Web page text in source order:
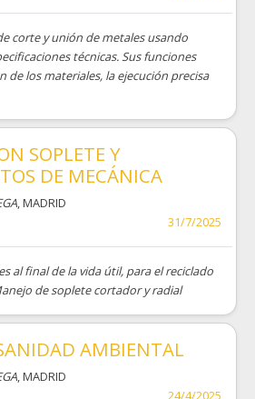
corte y unión de metales usando
técnicas. Sus funciones
de los materiales, la ejecución precisa
SOPLETE Y
DE MECÁNICA
, MADRID
31/7/2025
al final de la vida útil, para el reciclado
de soplete cortador y radial
AMBIENTAL
, MADRID
24/4/2025